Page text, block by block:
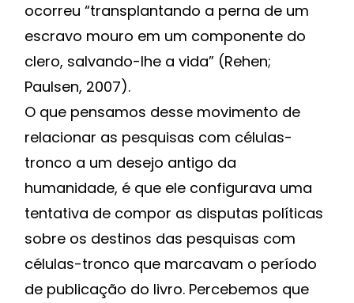
ocorreu “transplantando a perna de um
escravo mouro em um componente do
clero, salvando-lhe a vida” (Rehen;
Paulsen, 2007).
O que pensamos desse movimento de
relacionar as pesquisas com células-
tronco a um desejo antigo da
humanidade, é que ele configurava uma
tentativa de compor as disputas políticas
sobre os destinos das pesquisas com
células-tronco que marcavam o período
de publicação do livro. Percebemos que